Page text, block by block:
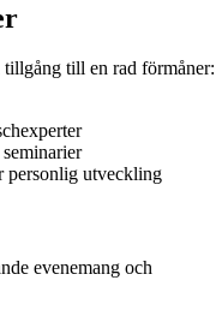
till en rad förmåner:
personlig utveckling
evenemang och